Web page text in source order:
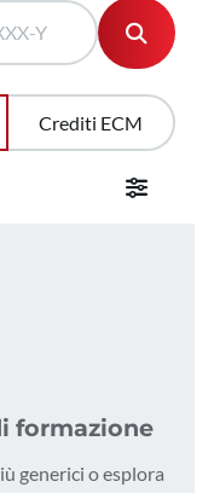
Crediti ECM
formazione
generici o esplora